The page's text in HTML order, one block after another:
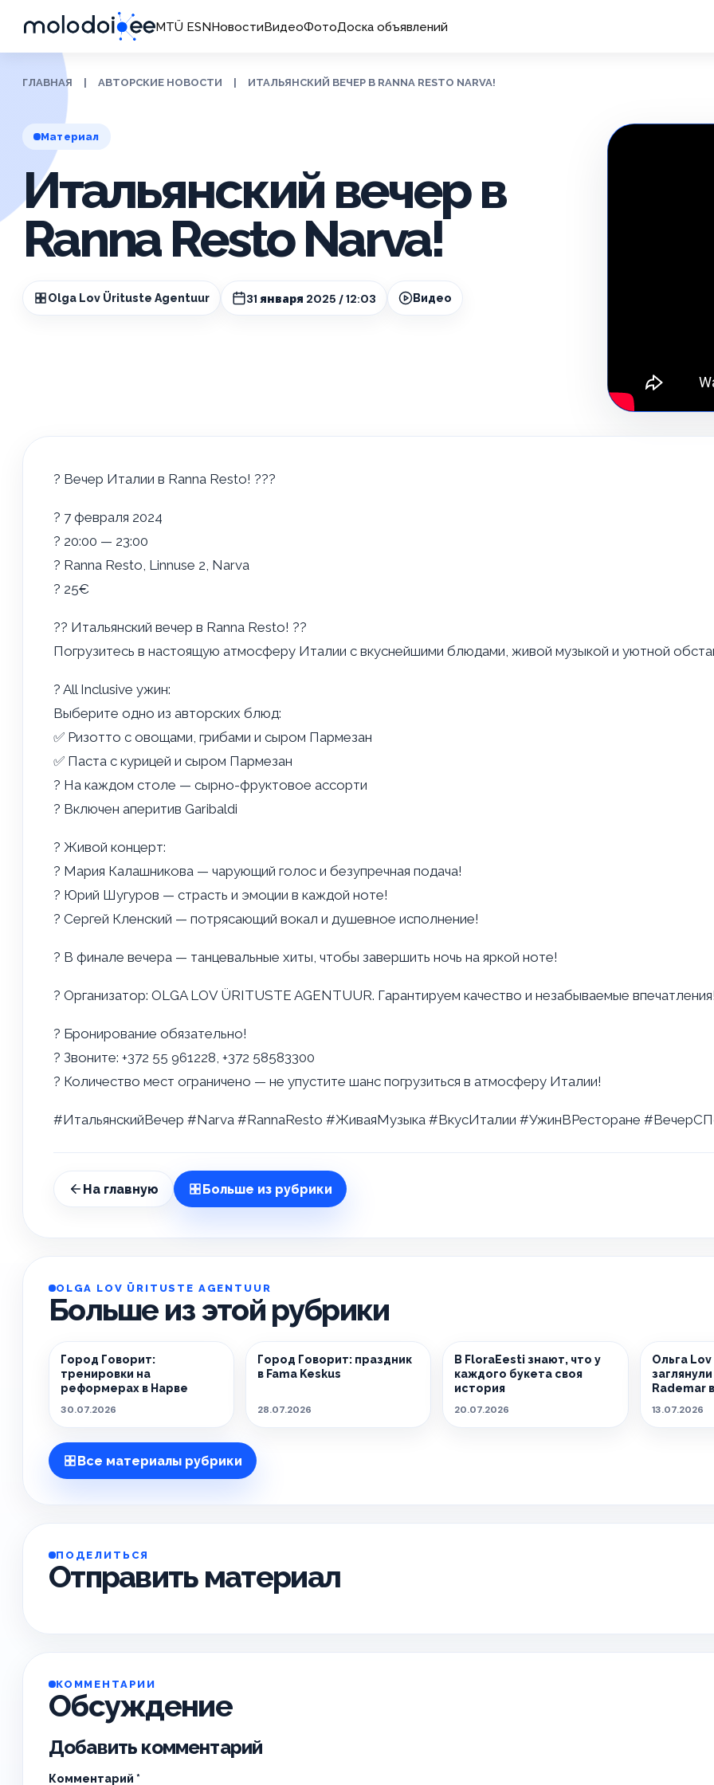
MTÜ ESNНовостиВидеоФотоДоска объявлений
ГЛАВНАЯ АВТОРСКИЕ НОВОСТИ ИТАЛЬЯНСКИЙ ВЕЧЕР В RANNA RESTO NARVA!
Материал
Итальянский вечер в
Ranna Resto Narva!
Olga Lov Ürituste Agentuur 31 января 2025 / 12:03 Видео
? Вечер Италии в Ranna Resto! ???
? 7 февраля 2024
? 20:00 — 23:00
? Ranna Resto, Linnuse 2, Narva
? 25€
?? Итальянский вечер в Ranna Resto! ??
Погрузитесь в настоящую атмосферу Италии с вкуснейшими блюдами, живой музыкой и уютной
? All Inclusive ужин:
Выберите одно из авторских блюд:
✅ Ризотто с овощами, грибами и сыром Пармезан
✅ Паста с курицей и сыром Пармезан
? На каждом столе — сырно-фруктовое ассорти
? Включен аперитив Garibaldi
? Живой концерт:
? Мария Калашникова — чарующий голос и безупречная подача!
? Юрий Шугуров — страсть и эмоции в каждой ноте!
? Сергей Кленский — потрясающий вокал и душевное исполнение!
? В финале вечера — танцевальные хиты, чтобы завершить ночь на яркой ноте!
? Организатор: OLGA LOV ÜRITUSTE AGENTUUR. Гарантируем качество и незабываемые
? Бронирование обязательно!
? Звоните: +372 55 961228, +372 58583300
? Количество мест ограничено — не упустите шанс погрузиться в атмосферу Италии!
#ИтальянскийВечер #Narva #RannaResto #ЖиваяМузыка #ВкусИталии #УжинВРесторане
На главную Больше из рубрики
OLGA LOV ÜRITUSTE AGENTUUR
Больше из этой рубрики
Город Говорит:
тренировки на
реформерах в Нарве
30.07.2026
Город Говорит: праздник
в Fama Keskus
28.07.2026
В FloraEesti знают, что у
каждого букета своя
история
20.07.2026
Ольга Lov
Rademar
13.07.2026
Все материалы рубрики
ПОДЕЛИТЬСЯ
Отправить материал
КОММЕНТАРИИ
Обсуждение
Добавить комментарий
Комментарий *